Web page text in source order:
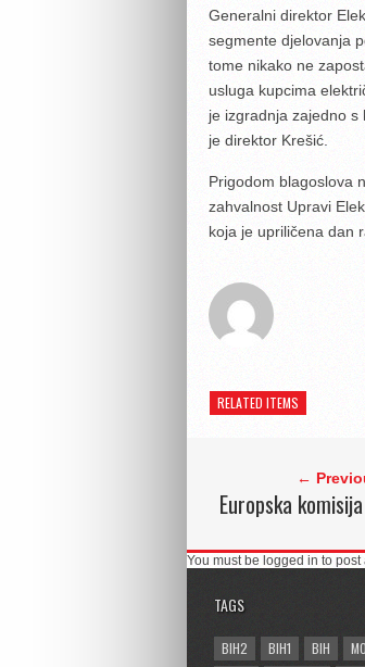
Generalni direktor
segmente djelovanja
tome nikako ne
usluga kupcima
je izgradnja zajedno s
je direktor Krešić.
Prigodom blagoslova
zahvalnost Upravi
koja je upriličena dan
RELATED ITEMS
←
Europska
You must be logged in to post
TAGS
BIH2 BIH1 BIH